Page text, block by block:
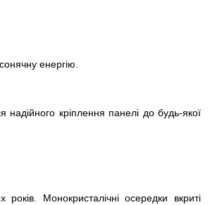
енергію.
надійного кріплення панелі до будь-якої
Монокристалічні осередки вкриті